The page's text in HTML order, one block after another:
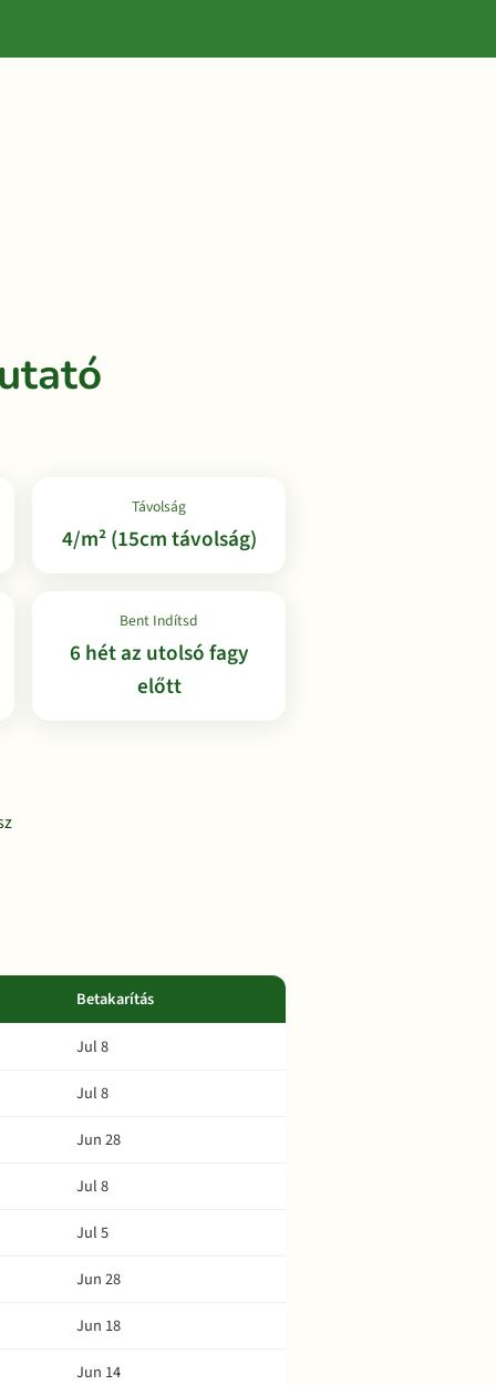
Távolság
4/m² (15cm távolság)
Bent Indítsd
6 hét az utolsó fagy
előtt
Betakarítás
Jul 8
Jul 8
Jun 28
Jul 8
Jul 5
Jun 28
Jun 18
Jun 14